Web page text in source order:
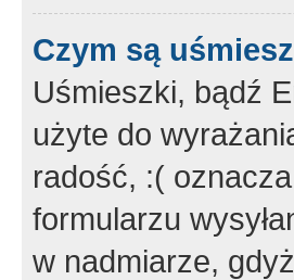
Czym są
Uśmieszki, bądź
użyte do
radość, :(
formularzu
w nadmiarze,